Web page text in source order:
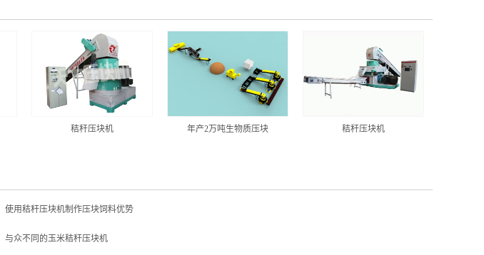
秸秆压块机 年产2万吨生物质压块 秸秆压块机
使用秸秆压块机制作压块饲料优势
与众不同的玉米秸秆压块机